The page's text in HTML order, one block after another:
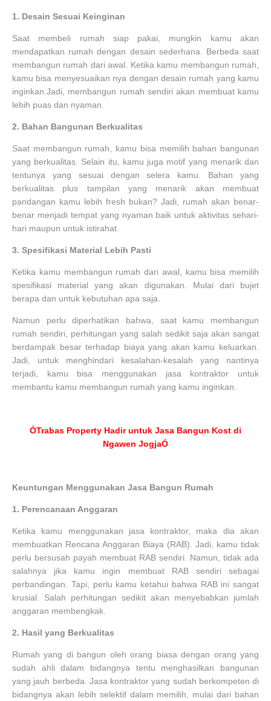
1. Desain Sesuai Keinginan
Saat membeli rumah siap pakai, mungkin kamu akan
mendapatkan rumah dengan desain sederhana. Berbeda saat
membangun rumah dari awal. Ketika kamu membangun rumah,
kamu bisa menyesuaikan nya dengan desain rumah yang kamu
inginkan.Jadi, membangun rumah sendiri akan membuat kamu
lebih puas dan nyaman.
2. Bahan Bangunan Berkualitas
Saat membangun rumah, kamu bisa memilih bahan bangunan
yang berkualitas. Selain itu, kamu juga motif yang menarik dan
tentunya yang sesuai dengan selera kamu. Bahan yang
berkualitas plus tampilan yang menarik akan membuat
pandangan kamu lebih fresh bukan? Jadi, rumah akan benar-
benar menjadi tempat yang nyaman baik untuk aktivitas sehari-
hari maupun untuk istirahat.
3. Spesifikasi Material Lebih Pasti
Ketika kamu membangun rumah dari awal, kamu bisa memilih
spesifikasi material yang akan digunakan. Mulai dari bujet
berapa dan untuk kebutuhan apa saja.
Namun perlu diperhatikan bahwa, saat kamu membangun
rumah sendiri, perhitungan yang salah sedikit saja akan sangat
berdampak besar terhadap biaya yang akan kamu keluarkan.
Jadi, untuk menghindari kesalahan-kesalah yang nantinya
terjadi, kamu bisa menggunakan jasa kontraktor untuk
membantu kamu membangun rumah yang kamu inginkan.
ÒTrabas Property Hadir untuk Jasa Bangun Kost di
Ngawen JogjaÓ
Keuntungan Menggunakan Jasa Bangun Rumah
1. Perencanaan Anggaran
Ketika kamu menggunakan jasa kontraktor, maka dia akan
membuatkan Rencana Anggaran Biaya (RAB). Jadi, kamu tidak
perlu bersusah payah membuat RAB sendiri. Namun, tidak ada
salahnya jika kamu ingin membuat RAB sendiri sebagai
perbandingan. Tapi, perlu kamu ketahui bahwa RAB ini sangat
krusial. Salah perhitungan sedikit akan menyebabkan jumlah
anggaran membengkak.
2. Hasil yang Berkualitas
Rumah yang di bangun oleh orang biasa dengan orang yang
sudah ahli dalam bidangnya tentu menghasilkan bangunan
yang jauh berbeda. Jasa kontraktor yang sudah berkompeten di
bidangnya akan lebih selektif dalam memilih, mulai dari bahan